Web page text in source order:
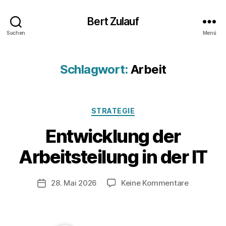
Suchen
Bert Zulauf
Menü
Schlagwort: Arbeit
Kategorien
STRATEGIE
Entwicklung der
Arbeitsteilung in der IT
Beitragsautor
V
o
n
z
l
Veröffentlichungsdatum
28. Mai 2026 Keine Kommentarezu